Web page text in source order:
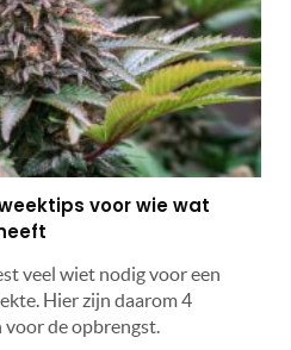
voor wie wat
veel wiet nodig voor een
Hier zijn daarom 4
de opbrengst.